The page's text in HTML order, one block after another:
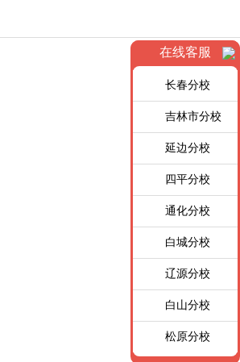
在线客服
长春分校
吉林市分校
延边分校
四平分校
通化分校
白城分校
辽源分校
白山分校
松原分校